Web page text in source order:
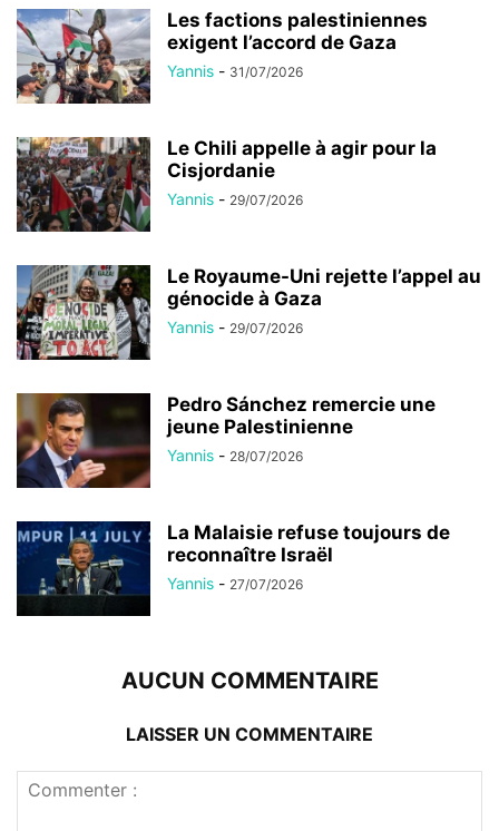
Les factions palestiniennes
exigent l’accord de Gaza
Yannis - 31/07/2026
Le Chili appelle à agir pour la
Cisjordanie
Yannis - 29/07/2026
Le Royaume-Uni rejette l’appel au
génocide à Gaza
Yannis - 29/07/2026
Pedro Sánchez remercie une
jeune Palestinienne
Yannis - 28/07/2026
La Malaisie refuse toujours de
reconnaître Israël
Yannis - 27/07/2026
AUCUN COMMENTAIRE
LAISSER UN COMMENTAIRE